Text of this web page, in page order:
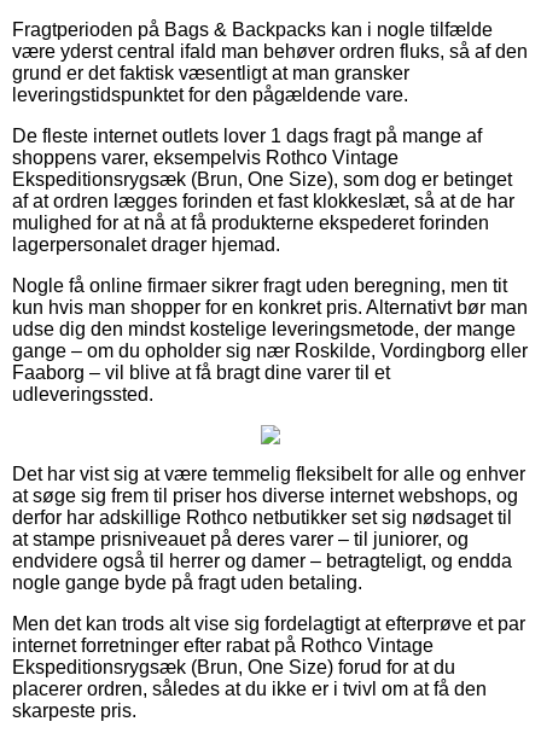
Fragtperioden på Bags & Backpacks kan i nogle tilfælde
være yderst central ifald man behøver ordren fluks, så af den
grund er det faktisk væsentligt at man gransker
leveringstidspunktet for den pågældende vare.
De fleste internet outlets lover 1 dags fragt på mange af
shoppens varer, eksempelvis Rothco Vintage
Ekspeditionsrygsæk (Brun, One Size), som dog er betinget
af at ordren lægges forinden et fast klokkeslæt, så at de har
mulighed for at nå at få produkterne ekspederet forinden
lagerpersonalet drager hjemad.
Nogle få online firmaer sikrer fragt uden beregning, men tit
kun hvis man shopper for en konkret pris. Alternativt bør man
udse dig den mindst kostelige leveringsmetode, der mange
gange – om du opholder sig nær Roskilde, Vordingborg eller
Faaborg – vil blive at få bragt dine varer til et
udleveringssted.
Det har vist sig at være temmelig fleksibelt for alle og enhver
at søge sig frem til priser hos diverse internet webshops, og
derfor har adskillige Rothco netbutikker set sig nødsaget til
at stampe prisniveauet på deres varer – til juniorer, og
endvidere også til herrer og damer – betragteligt, og endda
nogle gange byde på fragt uden betaling.
Men det kan trods alt vise sig fordelagtigt at efterprøve et par
internet forretninger efter rabat på Rothco Vintage
Ekspeditionsrygsæk (Brun, One Size) forud for at du
placerer ordren, således at du ikke er i tvivl om at få den
skarpeste pris.